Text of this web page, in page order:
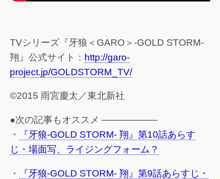
TVシリーズ『牙狼＜GARO＞-GOLD STORM-
翔』公式サイト： http://garo-
project.jp/GOLDSTORM_TV/
©2015 雨宮慶太／東北新社
●次の記事もオススメ ——————
・
『牙狼-GOLD STORM- 翔』第10話あらす
じ・場面写、ライジングフォーム？
・
『牙狼-GOLD STORM- 翔』第9話あらすじ・